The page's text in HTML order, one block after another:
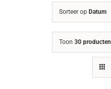
Sorteer op Datum
Toon 30 producten